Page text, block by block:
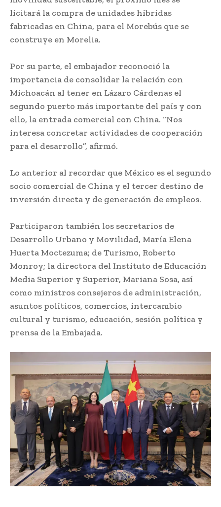
licitará la compra de unidades híbridas
fabricadas en China, para el Morebús que se
construye en Morelia.
Por su parte, el embajador reconoció la
importancia de consolidar la relación con
Michoacán al tener en Lázaro Cárdenas el
segundo puerto más importante del país y con
ello, la entrada comercial con China. “Nos
interesa concretar actividades de cooperación
para el desarrollo”, afirmó.
Lo anterior al recordar que México es el segundo
socio comercial de China y el tercer destino de
inversión directa y de generación de empleos.
Participaron también los secretarios de
Desarrollo Urbano y Movilidad, María Elena
Huerta Moctezuma; de Turismo, Roberto
Monroy; la directora del Instituto de Educación
Media Superior y Superior, Mariana Sosa, así
como ministros consejeros de administración,
asuntos políticos, comercios, intercambio
cultural y turismo, educación, sesión política y
prensa de la Embajada.